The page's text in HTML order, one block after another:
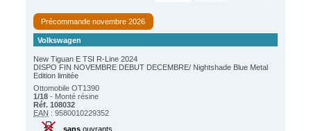
Précommande novembre 2026
Volkswagen
New Tiguan E TSI R-Line 2024
DISPO FIN NOVEMBRE DEBUT DECEMBRE/ Nightshade Blue Metal
Edition limitée
Ottomobile OT1390
1/18 - Monté résine
Réf. 108032
EAN : 9580010229352
sansouvrants